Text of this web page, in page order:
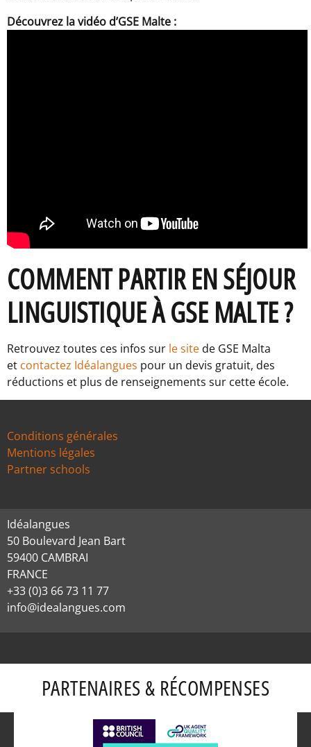
Découvrez la vidéo d’GSE Malte :
COMMENT PARTIR EN SÉJOUR
LINGUISTIQUE À GSE MALTE ?
Retrouvez toutes ces infos sur le site de GSE Malta
et contactez Idéalangues pour un devis gratuit, des
réductions et plus de renseignements sur cette école.
Conditions générales
Mentions légales
Partner schools
Idéalangues
50 Boulevard Jean Bart
59400 CAMBRAI
FRANCE
+33 (0)3 66 73 11 77
info@idealangues.com
PARTENAIRES & RÉCOMPENSES